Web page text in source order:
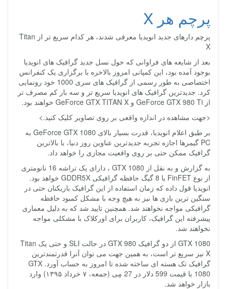
پرچم هر X
پرچم دارهای جدید انویدیا معرفی شدند، هر کدام سریع تر از Titan
X
بعد از شایعه های فراوانی که حول نسل جدید گرافیک های انویدیا
بوجود آمده بود، این کمپانی امروز بالاخره با برگزاری یک کنفرانس
اختصاصی به طور رسمی از گرافیک های سری 1000 خود رونمایی
کرد. جدیدترین گرافیک های انویدیا سریع تر و سه بار کم مصرف تر
از GeForce GTX 980 Ti و GeForce GTX TITAN X خواهند بود.
<جهت مشاهده در اندازه واقعی بر روی تصاویر کلیک کنید.>
بر طبق اعلام انویدیا، قدرت بسیار بالای GeForce GTX 1080 به
PC گیمرها اجازه تجربه جدیدترین عناوین روز دنیا، با بالاترین
گرافیک ممکن حتی بر روی واقعیت مجازی را خواهد داد.
به گزارش و به نقل از GTX 1080 ، دارای یک تراشه 16 نانومتری
از نوع FinFET با 8 گیگ حافظه گرافیکی GDDR5X خواهد بود.
انویدیا قول داده که زمان استفاده از این گرافیک بازیکنان حتی در
سنگین ترین بازی ها نیز به هیچ وجه با مشکل کمبود حافظه
گرافیکی مواجه نخواهند شد. همچنین تایید شد که به دلیل معماری
پیشرفته این گرافیک، کاربران برای اورکلاک با مشکلی مواجه
نخواهند شد.
GTX 1080 از دو گرافیک GTX 980 در حالت SLI و حتی یک Titan
X نیز سریع تر است، به همین جهت می توان آنرا قدرتمندترین
گرافیک تک هسته ای ساخته شده تا امروز به حساب آورد. GTX
1080 با قیمت 599 دلار در 27 مِی (جمعه، ۷ خرداد ۱۳۹۵) وارد
بازار خواهد شد.